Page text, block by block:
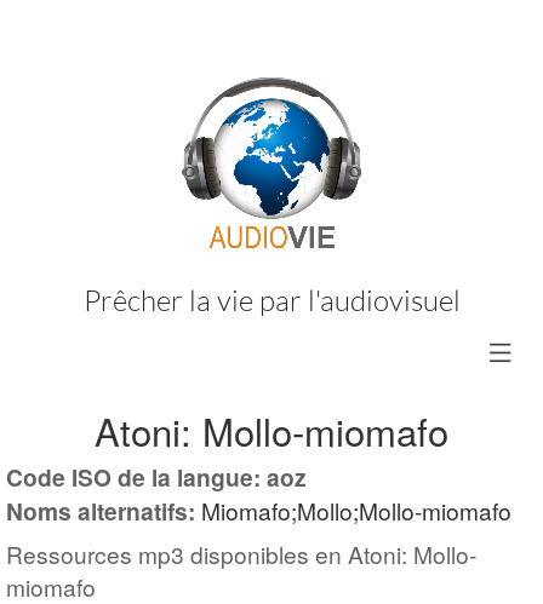
Prêcher la vie par l'audiovisuel
Atoni: Mollo-miomafo
Code ISO de la langue: aoz
Noms alternatifs: Miomafo;Mollo;Mollo-miomafo
Ressources mp3 disponibles en Atoni: Mollo-
miomafo